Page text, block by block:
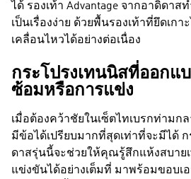
ได้ รองเท้า Advantage จากอาดิดาส
เป็นเรื่องง่าย ด้วยพื้นรองเท้าที่ยึดเกา
เคลื่อนไหวได้อย่างต่อเนื่อง
กระโปรงเทนนิสที่ออกแ
ซ้อมหรือการแข่ง
เมื่อต้องคว้าชัยในเซ็ตไทเบรกท่าม
มีข้อได้เปรียบมากที่สุดเท่าที่จะมีได้
ดาสรุ่นนี้จะช่วยให้คุณรู้สึกแห้งสบา
แข่งขันได้อย่างเต็มที่ มาพร้อมขอบเ